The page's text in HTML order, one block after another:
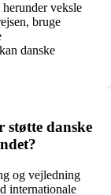
veksle
bruge
danske
støtte danske
og vejledning
internationale